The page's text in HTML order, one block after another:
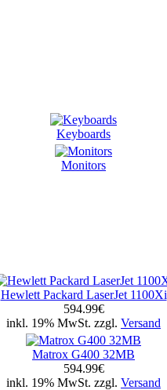
Keyboards
Monitors
Hewlett Packard LaserJet 1100Xi
594.99€
inkl. 19% MwSt. zzgl. Versand
Matrox G400 32MB
594.99€
inkl. 19% MwSt. zzgl. Versand